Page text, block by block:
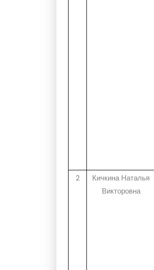
2
Кичкина Наталья
Викторовна